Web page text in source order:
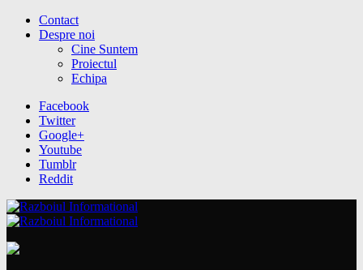
Contact
Despre noi
Cine Suntem
Proiectul
Echipa
Facebook
Twitter
Google+
Youtube
Tumblr
Reddit